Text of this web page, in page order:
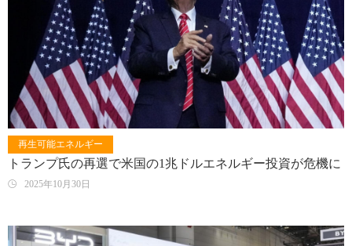
再生可能エネルギー
トランプ氏の再選で米国の1兆ドルエネルギー投資が危機に
2025年10月30日